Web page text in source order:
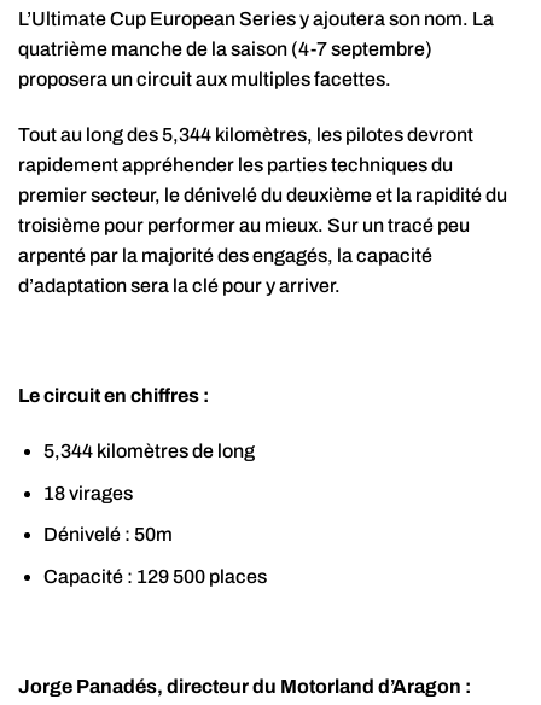
L’Ultimate Cup European Series y ajoutera son nom. La
quatrième manche de la saison (4-7 septembre)
proposera un circuit aux multiples facettes.
Tout au long des 5,344 kilomètres, les pilotes devront
rapidement appréhender les parties techniques du
premier secteur, le dénivelé du deuxième et la rapidité du
troisième pour performer au mieux. Sur un tracé peu
arpenté par la majorité des engagés, la capacité
d’adaptation sera la clé pour y arriver.
Le circuit en chiffres :
5,344 kilomètres de long
18 virages
Dénivelé : 50m
Capacité : 129 500 places
Jorge Panadés, directeur du Motorland d’Aragon :